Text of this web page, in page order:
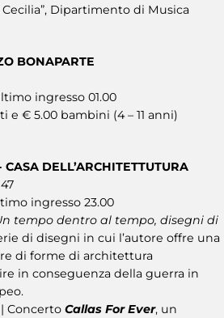
Cecilia”, Dipartimento di Musica
BONAPARTE
ingresso 01.00
e € 5.00 bambini (4 – 11 anni)
DELL’ARCHITETTUTURA
ingresso 23.00
Un tempo dentro al tempo, disegni di
di disegni in cui l’autore offre una
di forme di architettura
in conseguenza della guerra in
| Concerto Callas For Ever, un